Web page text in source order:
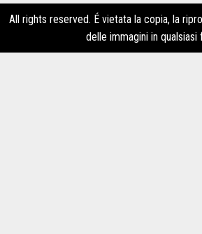
All rights reserved. É vietata la copia, la
delle immagini in qualsiasi